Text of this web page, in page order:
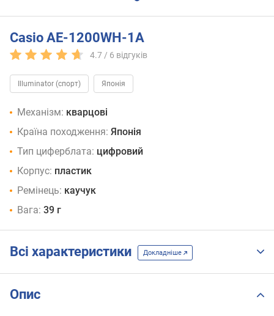
Casio AE-1200WH-1A
4.7 / 6 відгуків
Illuminator (спорт) Японія
Механізм: кварцові
Країна походження: Японія
Тип циферблата: цифровий
Корпус: пластик
Ремінець: каучук
Вага: 39 г
Всі характеристики Докладніше
Опис